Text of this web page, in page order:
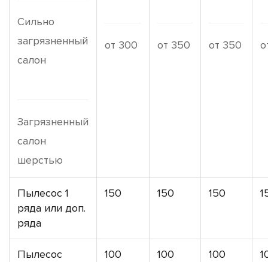
Сильно
загрязненный
салон
Загрязненный
салон
шерстью
от 300 от 350 от 350
Пылесос 1
ряда или доп.
ряда
150 150 150
Пылесос
100 100 100